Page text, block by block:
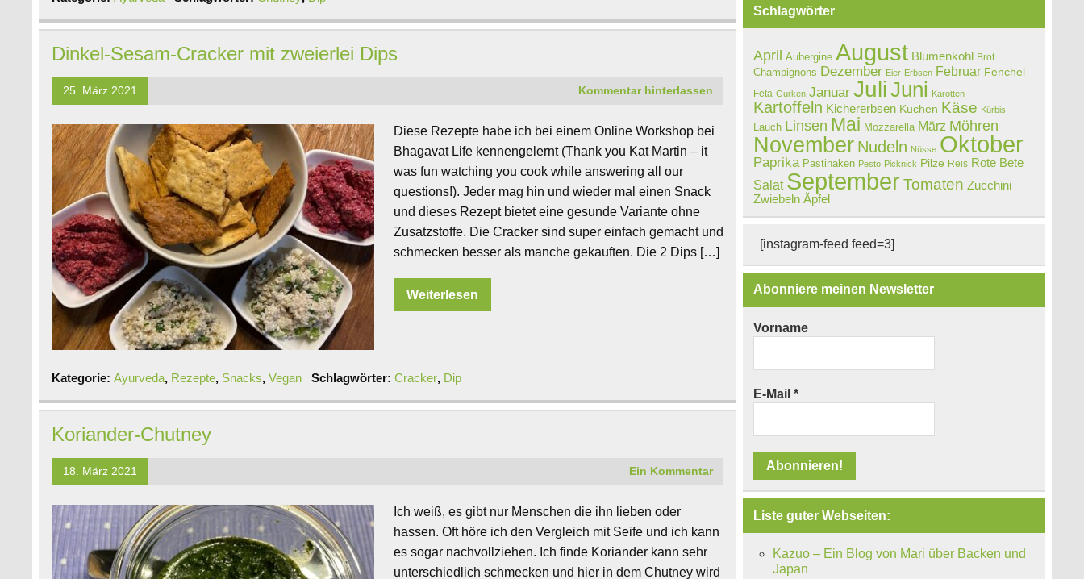
Dinkel-Sesam-Cracker mit zweierlei Dips
25. März 2021 Kommentar hinterlassen
Diese Rezepte habe ich bei einem Online Workshop bei
Bhagavat Life kennengelernt (Thank you Kat Martin – it
was fun watching you cook while answering all our
questions!). Jeder mag hin und wieder mal einen Snack
und dieses Rezept bietet eine gesunde Variante ohne
Zusatzstoffe. Die Cracker sind super einfach gemacht und
schmecken besser als manche gekauften. Die 2 Dips […]
Weiterlesen
Kategorie:Ayurveda, Rezepte, Snacks,Vegan Schlagwörter: Cracker, Dip
Koriander-Chutney
18. März 2021 Ein Kommentar
Ich weiß, es gibt nur Menschen die ihn lieben oder
hassen. Oft höre ich den Vergleich mit Seife und ich kann
es sogar nachvollziehen. Ich finde Koriander kann sehr
unterschiedlich schmecken und hier in dem Chutney wird
Schlagwörter
April Aubergine August Blumenkohl Brot
Champignons Dezember Eier Erbsen Februar Fenchel
Feta Gurken Januar JuliJuni Karotten
Kartoffeln Kichererbsen Kuchen Käse Kürbis
Lauch Linsen Mai Mozzarella März Möhren
November Nudeln Nüsse Oktober
Paprika Pastinaken Pesto Picknick Pilze Reis Rote Bete
Salat September Tomaten Zucchini
Zwiebeln Äpfel
[instagram-feed feed=3]
Abonniere meinen Newsletter
Vorname
E-Mail*
Liste guter Webseiten:
Kazuo – Ein Blog von Mari über Backen und
Japan